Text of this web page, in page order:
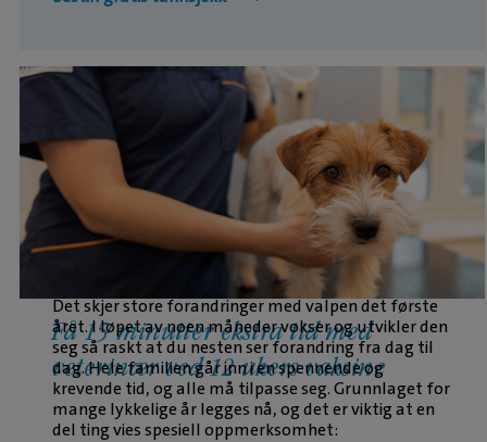
Få 15 minutter ekstra tid med
veterinær ved 12 ukers vaksine
Det skjer store forandringer med valpen det første
året. I løpet av noen måneder vokser og utvikler den
seg så raskt at du nesten ser forandring fra dag til
dag. Hele familien går inn i en spennende og
krevende tid, og alle må tilpasse seg. Grunnlaget for
mange lykkelige år legges nå, og det er viktig at en
del ting vies spesiell oppmerksomhet: